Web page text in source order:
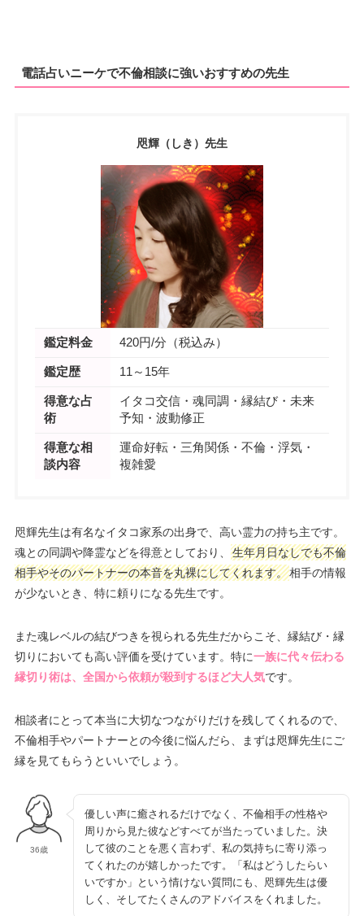
電話占いニーケで不倫相談に強いおすすめの先生
咫輝（しき）先生
鑑定料金 420円/分（税込み）
鑑定歴 11～15年
得意な占
術
イタコ交信・魂同調・縁結び・未来
予知・波動修正
得意な相
談内容
運命好転・三角関係・不倫・浮気・
複雑愛
咫輝先生は有名なイタコ家系の出身で、高い霊力の持ち主です。
魂との同調や降霊などを得意としており、
生年月日なしでも不倫
相手やそのパートナーの本音を丸裸にしてくれます。相手の情報
が少ないとき、特に頼りになる先生です。
また魂レベルの結びつきを視られる先生だからこそ、縁結び・縁
切りにおいても高い評価を受けています。特に一族に代々伝わる
縁切り術は、全国から依頼が殺到するほど大人気です。
相談者にとって本当に大切なつながりだけを残してくれるので、
不倫相手やパートナーとの今後に悩んだら、まずは咫輝先生にご
縁を見てもらうといいでしょう。
36歳
優しい声に癒されるだけでなく、不倫相手の性格や
周りから見た彼などすべてが当たっていました。決
して彼のことを悪く言わず、私の気持ちに寄り添っ
てくれたのが嬉しかったです。「私はどうしたらい
いですか」という情けない質問にも、咫輝先生は優
しく、そしてたくさんのアドバイスをくれました。